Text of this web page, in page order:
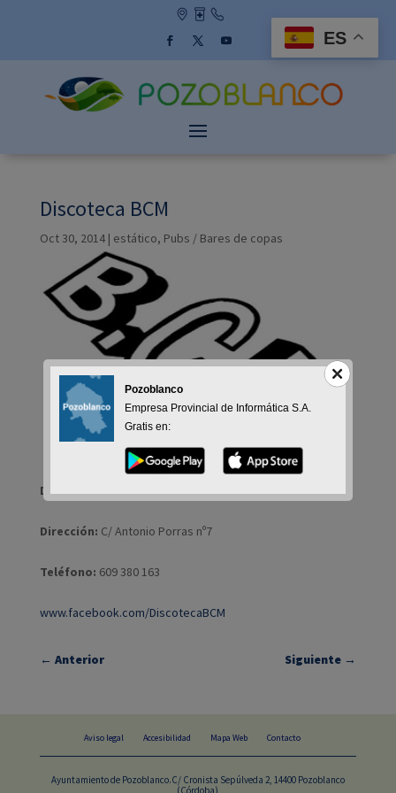
Discoteca BCM
Oct 30, 2014| estático, Pubs / Bares de copas
Discoteca "BCM"
Dirección: C/ Antonio Porras nº7
Teléfono: 609 380 163
www.facebook.com/DiscotecaBCM
← Anterior Siguiente →
Aviso legal Accesibilidad Mapa Web Contacto
Ayuntamiento de Pozoblanco.C/ Cronista Sepúlveda 2, 14400 Pozoblanco
(Córdoba)
ES
Pozoblanco
Empresa Provincial de Informática S.A.
Gratis en: